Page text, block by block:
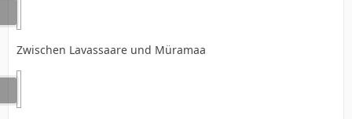
Zwischen Lavassaare und Müramaa